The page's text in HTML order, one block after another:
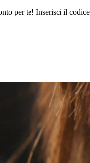
per te! Inserisci il codice